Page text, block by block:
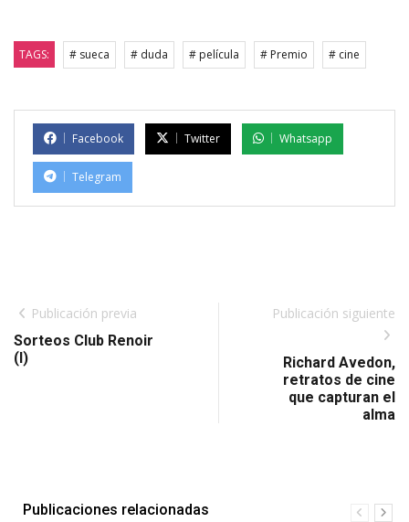
TAGS: # sueca # duda # película # Premio # cine
Facebook Twitter Whatsapp
Telegram
Publicación previa
Sorteos Club Renoir
(I)
Publicación siguiente
Richard Avedon,
retratos de cine
que capturan el
alma
Publicaciones relacionadas